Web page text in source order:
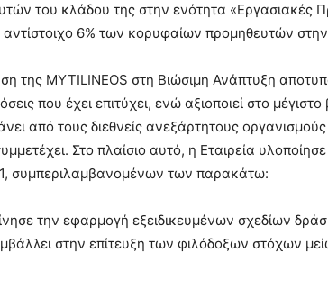
του κλάδου της στην ενότητα «Εργασιακές
αντίστοιχο 6% των κορυφαίων προμηθευτών
της MYTILINEOS στη Βιώσιμη Ανάπτυξη
που έχει επιτύχει, ενώ αξιοποιεί στο
από τους διεθνείς ανεξάρτητους
Στο πλαίσιο αυτό, η Εταιρεία
συμπεριλαμβανομένων των παρακάτω:
την εφαρμογή εξειδικευμένων σχεδίων
στην επίτευξη των φιλόδοξων στόχων